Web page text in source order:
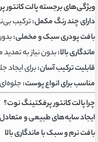
ویژگی‌های برجسته پالت کانتور
دارای چند رنگ مکمل:ترکیب
بافت پودری سبک و مخملی:
ماندگاری بالا:بدون نیاز به
قابلیت ترکیب آسان:برای ایجاد
مناسب برای انواع پوست:
چرا پالت کانتور پرفکتینگ نوت؟
ایجاد سایه‌های طبیعی و
بافت نرم و سبک با ماندگاری بالا